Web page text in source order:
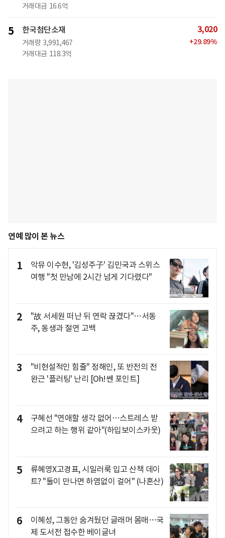
거래대금 16.6억
5 한국첨단소재
거래량 3,991,467
거래대금 118.3억
3,020
+29.89%
연예 많이 본 뉴스
1
악뮤 이수현, '김성주子' 김민국과 스위스
여행 "첫 만남에 2시간 넘게 기다렸다"
2
"故 서세원 떠난 뒤 연락 끊겼다"…서동
주, 동생과 절연 고백
3
"비현설적인 힘줄" 정해인, 또 반전의 전
완근 '플러팅' 난리 [Oh!쎈 포인트]
4
구혜선 "연애할 생각 없어…스트레스 받
으려고 하는 행위 같아"(하입보이스카웃)
5
류혜영X고경표, 시밀러룩 입고 산책 데이
트? "둘이 만나면 하염없이 걸어" (나혼산)
6
이혜성, 그동안 숨겨뒀던 글래머 몸매…국
제 도서전 접수한 베이글녀